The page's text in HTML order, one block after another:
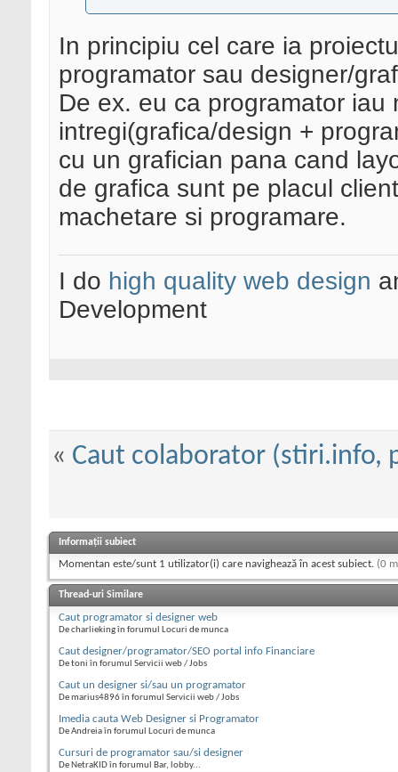
In principiu cel care ia
programator sau designer/
De ex. eu ca programator iau
intregi(grafica/design +
cu un grafician pana cand
de grafica sunt pe placul
machetare si programare.
I do high quality web design
Development
« Caut colaborator (stiri.info,
Informații subiect
Momentan este/sunt 1 utilizator(i) care navighează în acest subiect. (0
Thread-uri Similare
Caut programator si designer web
De charlieking în forumul Locuri de munca
Caut designer/programator/SEO portal info Financiare
De toni în forumul Servicii web / Jobs
Caut un designer si/sau un programator
De marius4896 în forumul Servicii web / Jobs
Imedia cauta Web Designer si Programator
De Andreia în forumul Locuri de munca
Cursuri de programator sau/si designer
De NetraKID în forumul Bar, lobby...